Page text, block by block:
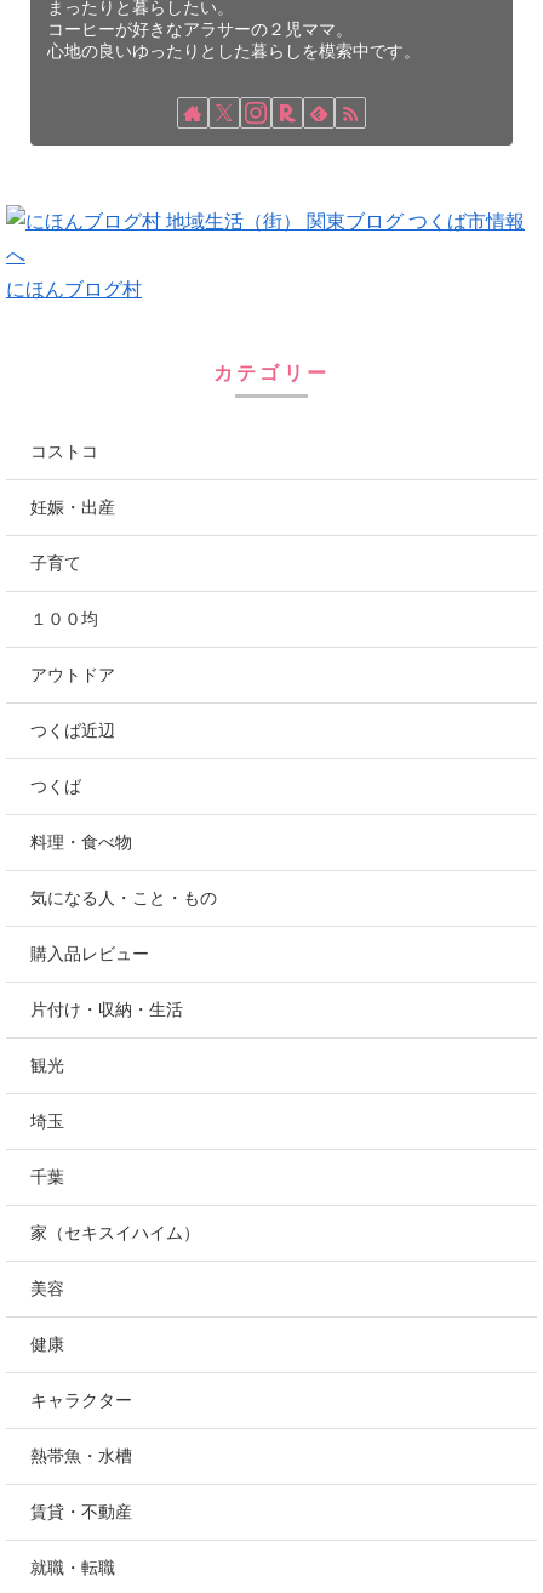
ちーず
まったりと暮らしたい。
コーヒーが好きなアラサーの２児ママ。
にほんブログ村
カテゴリー
コストコ
妊娠・出産
子育て
１００均
アウトドア
つくば近辺
つくば
料理・食べ物
気になる人・こと・もの
購入品レビュー
片付け・収納・生活
観光
埼玉
千葉
家（セキスイハイム）
美容